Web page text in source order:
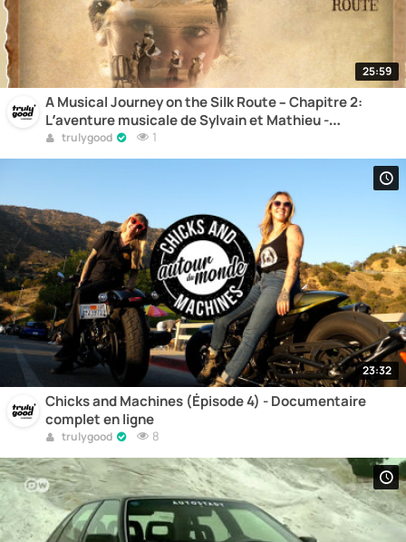
25:59
A Musical Journey on the Silk Route – Chapitre 2:
L’aventure musicale de Sylvain et Mathieu -
Documentaire
trulygood 1
23:32
Chicks and Machines (Épisode 4) - Documentaire
complet en ligne
trulygood 8